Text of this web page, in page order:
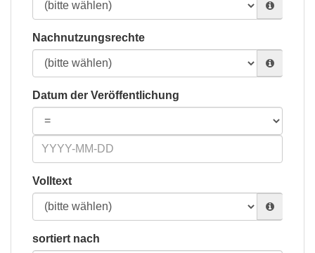
Nachnutzungsrechte
Datum der Veröffentlichung
Volltext
sortiert nach